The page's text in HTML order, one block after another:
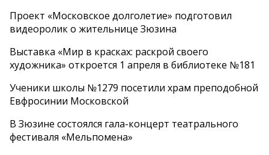
Проект «Московское долголетие» подготовил
видеоролик о жительнице Зюзина
Выставка «Мир в красках: раскрой своего
художника» откроется 1 апреля в библиотеке №181
Ученики школы №1279 посетили храм преподобной
Евфросинии Московской
В Зюзине состоялся гала-концерт театрального
фестиваля «Мельпомена»